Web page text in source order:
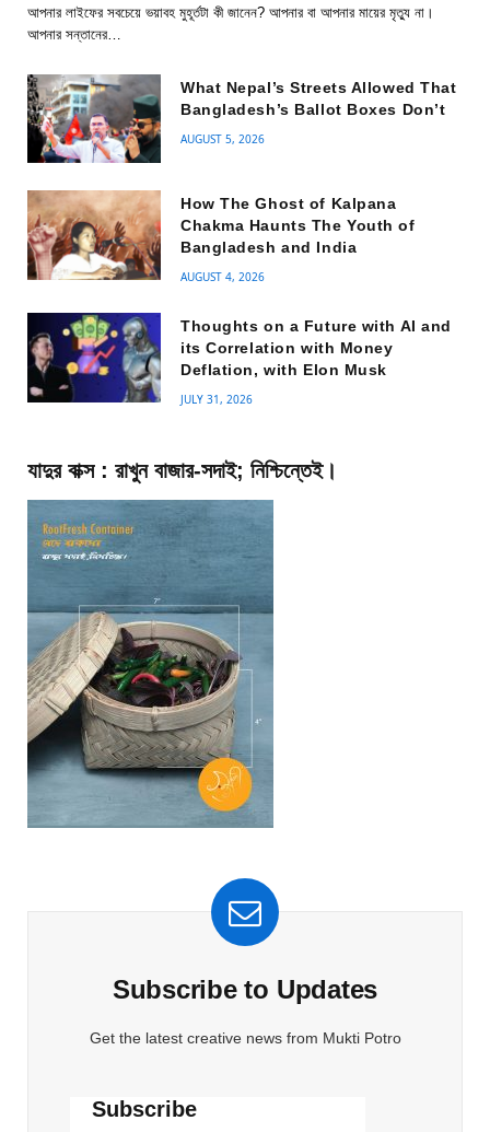
আপনার লাইফের সবচেয়ে ভয়াবহ মুহূর্তটা কী জানেন? আপনার বা আপনার মায়ের মৃত্যু না।
আপনার সন্তানের…
What Nepal’s Streets Allowed That
Bangladesh’s Ballot Boxes Don’t
AUGUST 5, 2026
How The Ghost of Kalpana
Chakma Haunts The Youth of
Bangladesh and India
AUGUST 4, 2026
Thoughts on a Future with AI and
its Correlation with Money
Deflation, with Elon Musk
JULY 31, 2026
যাদুর বাক্স : রাখুন বাজার-সদাই; নিশ্চিন্তেই।
Subscribe to Updates
Get the latest creative news from Mukti Potro
Subscribe